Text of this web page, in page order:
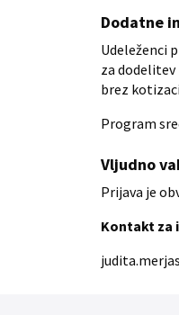
Dodatne
Udeleženci
za
brez
Program
Vljudno
Prijava je
Kontakt za